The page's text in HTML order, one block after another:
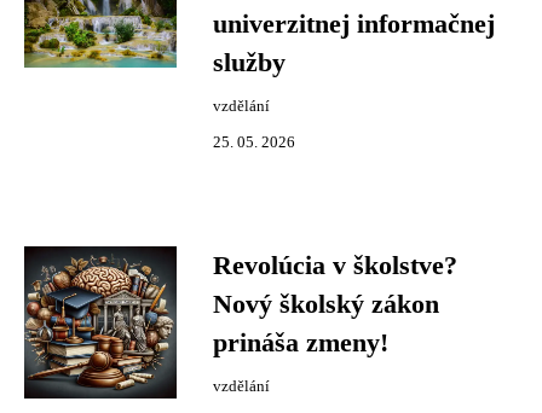
univerzitnej informačnej
služby
vzdělání
25. 05. 2026
Revolúcia v školstve?
Nový školský zákon
prináša zmeny!
vzdělání